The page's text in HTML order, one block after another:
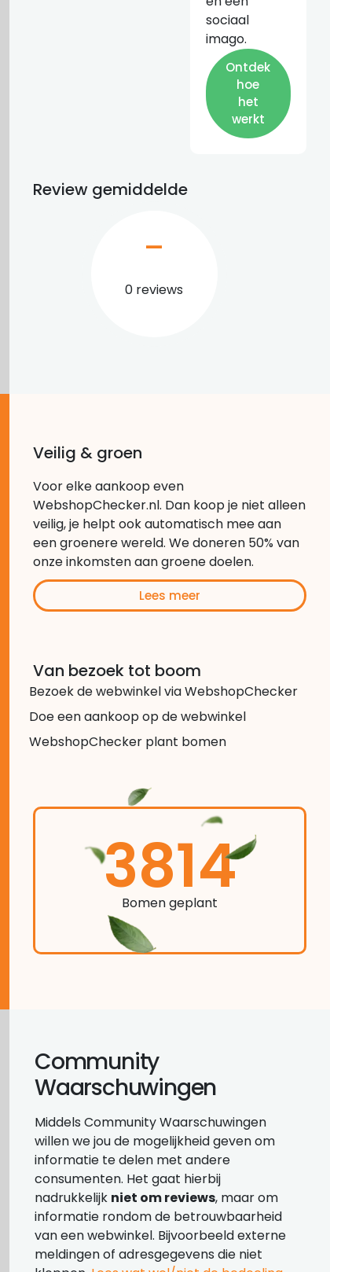
sociaal
imago.
Ontdek
hoe
het
werkt
Review gemiddelde
0 reviews
–
Veilig & groen
Voor elke aankoop even
WebshopChecker.nl. Dan koop je niet alleen
veilig, je helpt ook automatisch mee aan
een groenere wereld. We doneren 50% van
onze inkomsten aan groene doelen.
Lees meer
Van bezoek tot boom
Bezoek de webwinkel via WebshopChecker
Doe een aankoop op de webwinkel
WebshopChecker plant bomen
3814
Bomen geplant
Community
Waarschuwingen
Middels Community Waarschuwingen
willen we jou de mogelijkheid geven om
informatie te delen met andere
consumenten. Het gaat hierbij
nadrukkelijk niet om reviews, maar om
informatie rondom de betrouwbaarheid
van een webwinkel. Bijvoorbeeld externe
meldingen of adresgegevens die niet